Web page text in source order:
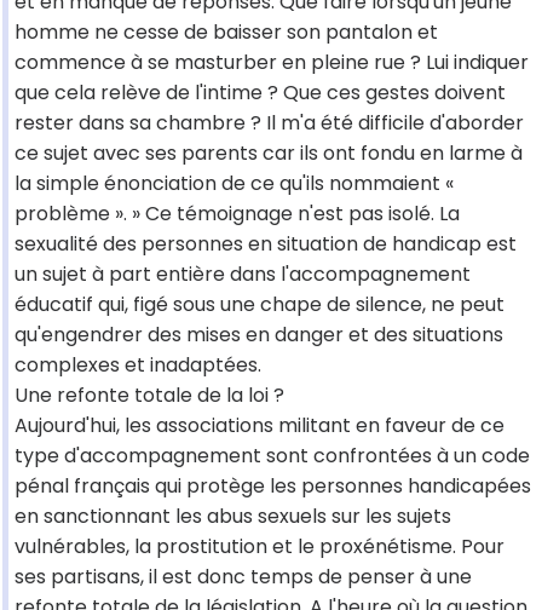
homme ne cesse de baisser son pantalon et
commence à se masturber en pleine rue ? Lui indiquer
que cela relève de l'intime ? Que ces gestes doivent
rester dans sa chambre ? Il m'a été difficile d'aborder
ce sujet avec ses parents car ils ont fondu en larme à
la simple énonciation de ce qu'ils nommaient «
problème ». » Ce témoignage n'est pas isolé. La
sexualité des personnes en situation de handicap est
un sujet à part entière dans l'accompagnement
éducatif qui, figé sous une chape de silence, ne peut
qu'engendrer des mises en danger et des situations
complexes et inadaptées.
Une refonte totale de la loi ?
Aujourd'hui, les associations militant en faveur de ce
type d'accompagnement sont confrontées à un code
pénal français qui protège les personnes handicapées
en sanctionnant les abus sexuels sur les sujets
vulnérables, la prostitution et le proxénétisme. Pour
ses partisans, il est donc temps de penser à une